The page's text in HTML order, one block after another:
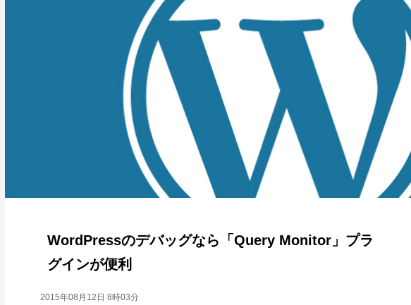
WordPressのデバッグなら「Query Monitor」プラ
グインが便利
2015年08月12日 8時03分